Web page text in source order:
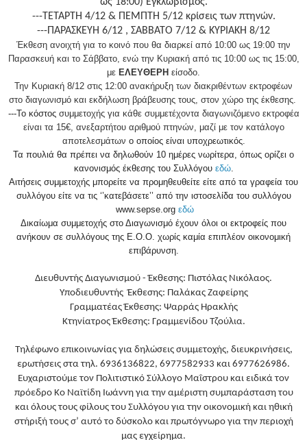
---ΤΕΤΑΡΤΗ 4/12 & ΠΕΜΠΤΗ 5/12 κρίσεις των πτηνών.
---ΠΑΡΑΣΚΕΥΗ 6/12 , ΣΑΒΒΑΤΟ 7/12 & ΚΥΡΙΑΚΗ 8/12
Έκθεση ανοιχτή για το κοινό που θα διαρκεί από 10:00 ως 19:00 την
Παρασκευή και το Σάββατο, ενώ την Κυριακή από τις 10:00 ως τις 15:00,
με ΕΛΕΥΘΕΡΗ είσοδο.
Την Κυριακή 8/12 στις 12:00 ανακήρυξη των διακριθέντων εκτροφέων
στο διαγωνισμό και εκδήλωση βράβευσης τους, στον χώρο της έκθεσης.
---Το κόστοςσυμμετοχής για κάθε συμμετέχοντα διαγωνιζόμενο εκτροφέα
είναι τα 15€, ανεξαρτήτου αριθμού πτηνών, μαζί με τον κατάλογο
αποτελεσμάτων ο οποίος είναι υποχρεωτικός.
Τα πουλιά θα πρέπει να δηλωθούν 10 ημέρες νωρίτερα, όπως ορίζει ο
κανονισμός έκθεσης του Συλλόγου εδώ.
Αιτήσεις συμμετοχής μπορείτε να προμηθευθείτε είτε από τα γραφεία του
συλλόγου είτε να τις ‘’κατεβάσετε’’ από την ιστοσελίδα του συλλόγου
www.sepse.org εδώ
Δικαίωμα συμμετοχής στο Διαγωνισμό έχουν όλοι οι εκτροφείς που
ανήκουν σε συλλόγους της Ε.Ο.Ο. χωρίς καμία επιπλέον οικονομική
επιβάρυνση.
Διευθυντής Διαγωνισμού - Έκθεσης: Πιστόλας Νικόλαος.
Υποδιευθυντής Έκθεσης: Παλάκας Ζαφείρης
Γραμματέας Έκθεσης: Ψαρράς Ηρακλής
Κτηνίατρος Έκθεσης: Γραμμενίδου Τζούλια.
Τηλέφωνο επικοινωνίας για δηλώσεις συμμετοχής, διευκρινήσεις,
ερωτήσεις στα τηλ. 6936136822, 6977582933 και 6977626986.
Ευχαριστούμε τον Πολιτιστικό Σύλλογο Μαΐστρου και ειδικά τον
πρόεδρο Κο Ναϊτίδη Ιωάννη για την αμέριστη συμπαράσταση του
και όλους τους φίλους του Συλλόγου για την οικονομική και ηθική
στήριξή τους σ’ αυτό το δύσκολο και πρωτόγνωρο για την περιοχή
μας εγχείρημα.